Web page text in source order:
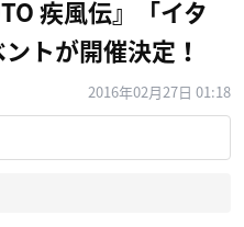
疾風伝』「イタ
トが開催決定！
2016年02月27日 01:18